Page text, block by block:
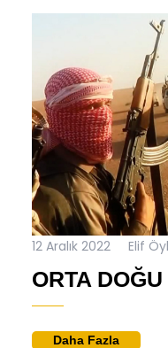
12 Aralık 2022
2022
Elif
ORTA
Daha Fazla Daha